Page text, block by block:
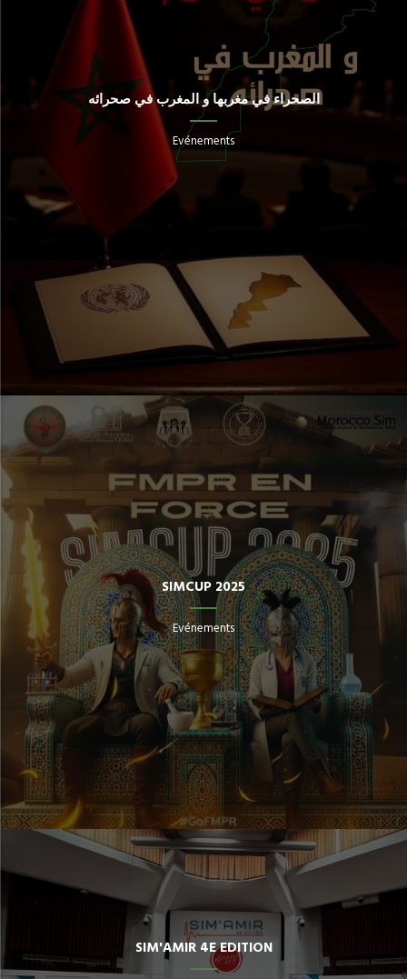
الصحراء في مغربها و المغرب في صحرائه
Evénements
SIMCUP 2025
Evénements
SIM'AMIR 4E EDITION